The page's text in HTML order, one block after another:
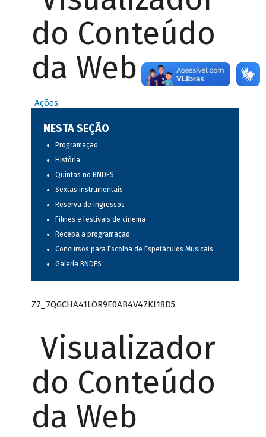
do Conteúdo
da Web
Ações
NESTA SEÇÃO
Programação
História
Quintas no BNDES
Sextas instrumentais
Reserva de ingressos
Filmes e festivais de cinema
Receba a programação
Concursos para Escolha de Espetáculos Musicais
Galeria BNDES
Z7_7QGCHA41LOR9E0AB4V47KI18D5
Visualizador
do Conteúdo
da Web